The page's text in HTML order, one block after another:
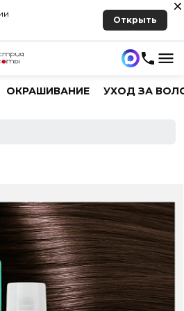
Открыть
ОКРАШИВАНИЕ УХОД ЗА